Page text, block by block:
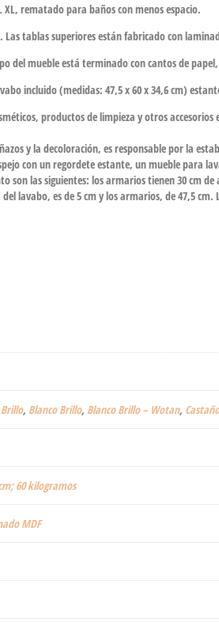
XL, rematado para baños con menos espacio.
tablas superiores están fabricado con
del mueble está terminado con cantos de
incluido (medidas: 47,5 x 60 x 34,6 cm)
productos de limpieza y otros
y la decoloración, es responsable por la
con un regordete estante, un mueble para
son las siguientes: los armarios tienen 30 cm
lavabo, es de 5 cm y los armarios, de 47,5
, ‎Blanco Brillo, ‎Blanco Brillo – Wotan, Castaño
60 kilogramos
MDF